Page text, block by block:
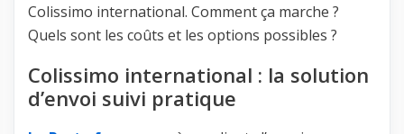
Colissimo international. Comment ça marche ?
Quels sont les coûts et les options possibles ?
Colissimo international : la solution
d’envoi suivi pratique